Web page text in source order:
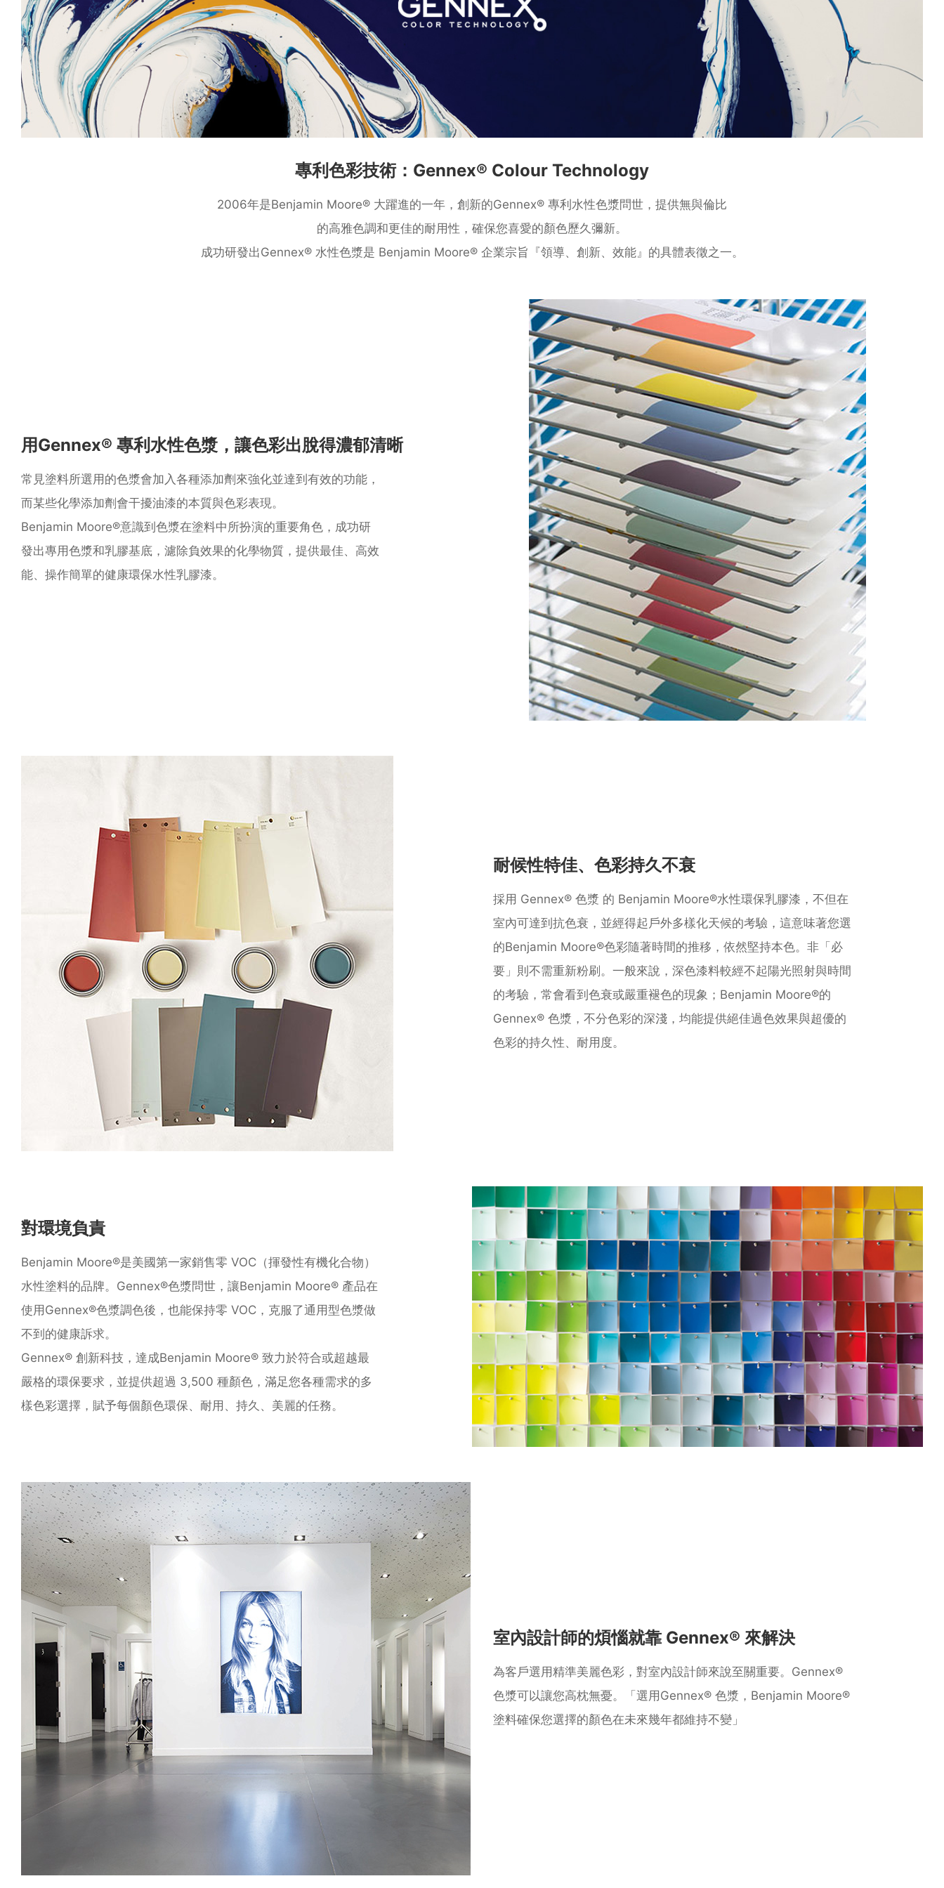
專利⾊彩技術：Gennex® Colour Technology
2006年是Benjamin Moore® ⼤躍進的⼀年，創新的Gennex® 專利⽔性⾊漿問世，提供無與倫比
的⾼雅⾊調和更佳的耐⽤性，確保您喜愛的顏⾊歷久彌新。
成功研發出Gennex® ⽔性⾊漿是 Benjamin Moore® 企業宗旨『領導、創新、效能』的具體表徵之⼀。
⽤Gennex® 專利⽔性⾊漿，讓⾊彩出脫得濃郁清晰
常見塗料所選用的色漿會加入各種添加劑來強化並達到有效的功能，
而某些化學添加劑會干擾油漆的本質與色彩表現。
Benjamin Moore®意識到⾊漿在塗料中所扮演的重要⾓⾊，成功研
發出專⽤⾊漿和乳膠基底，濾除負效果的化學物質，提供最佳、⾼效
能、操作簡單的健康環保⽔性乳膠漆。
耐候性特佳、⾊彩持久不衰
採⽤ Gennex® ⾊漿 的 Benjamin Moore®⽔性環保乳膠漆，不但在
室內可達到抗⾊衰，並經得起⼾外多樣化天候的考驗，這意味著您選
的Benjamin Moore®⾊彩隨著時間的推移，依然堅持本⾊。非「必
要」則不需重新粉刷。⼀般來說，深⾊漆料較經不起陽光照射與時間
的考驗，常會看到⾊衰或嚴重褪⾊的現象；Benjamin Moore®的
Gennex® ⾊漿，不分⾊彩的深淺，均能提供絕佳過⾊效果與超優的
⾊彩的持久性、耐⽤度。
對環境負責
Benjamin Moore®是美國第⼀家銷售零 VOC（揮發性有機化合物）
⽔性塗料的品牌。Gennex®⾊漿問世，讓Benjamin Moore® 產品在
使⽤Gennex®⾊漿調⾊後，也能保持零 VOC，克服了通⽤型⾊漿做
不到的健康訴求。
Gennex® 創新科技，達成Benjamin Moore® 致⼒於符合或超越最
嚴格的環保要求，並提供超過 3,500 種顏⾊，滿⾜您各種需求的多
樣⾊彩選擇，賦予每個顏⾊環保、耐⽤、持久、美麗的任務。
室內設計師的煩惱就靠 Gennex® 來解決
為客⼾選⽤精準美麗⾊彩，對室內設計師來說⾄關重要。Gennex®
⾊漿可以讓您⾼枕無憂。「選⽤Gennex® ⾊漿，Benjamin Moore®
塗料確保您選擇的顏⾊在未來幾年都維持不變」